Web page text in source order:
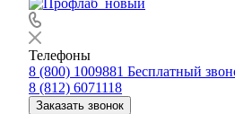
Телефоны
8 (800) 1009881 Бесплатный
8 (812) 6071118
Заказать звонок